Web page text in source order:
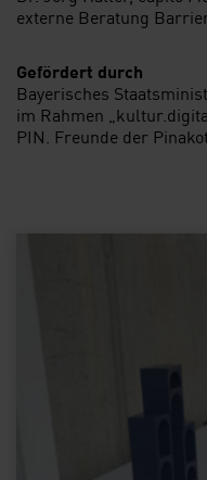
externe Beratung
Gefördert durch
Bayerisches
im Rahmen
PIN. Freunde der